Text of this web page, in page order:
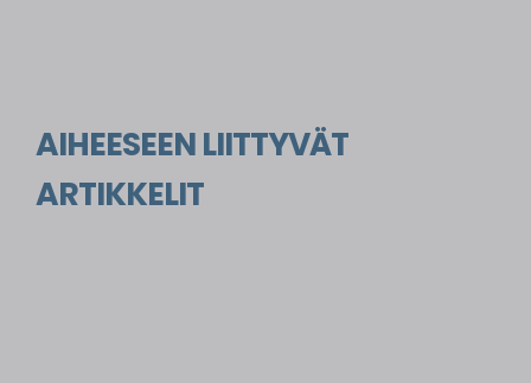
AIHEESEEN LIITTYVÄT
ARTIKKELIT